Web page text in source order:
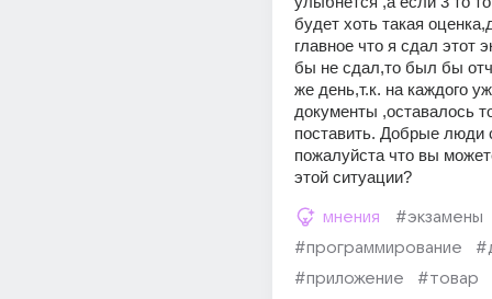
будет хоть такая
главное что я сдал этот
бы не сдал,то был бы
же день,т.к. на каждого
документы ,оставалось
поставить. Добрые люди
пожалуйста что вы
этой ситуации?
мнения
#экзамены
#программирование
#приложение
#товар